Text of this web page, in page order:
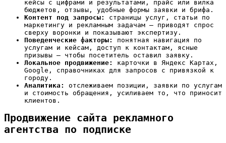
кейсы с цифрами и результатами, прайс или вилка
бюджетов, отзывы, удобные формы заявки и брифа.
Контент под запросы:
страницы услуг, статьи по
маркетингу и рекламным задачам — приводят спрос
сверху воронки и показывают экспертизу.
Поведенческие факторы:
понятная навигация по
услугам и кейсам, доступ к контактам, ясные
призывы — чтобы посетитель оставил заявку.
Локальное продвижение:
карточки в Яндекс Картах,
Google, справочниках для запросов с привязкой к
городу.
Аналитика:
отслеживаем позиции, заявки по услугам
и стоимость обращения, усиливаем то, что приносит
клиентов.
Продвижение сайта рекламного
агентства по подписке